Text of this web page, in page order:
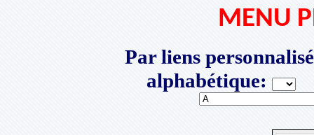
MENU
Par liens
alphabétique: